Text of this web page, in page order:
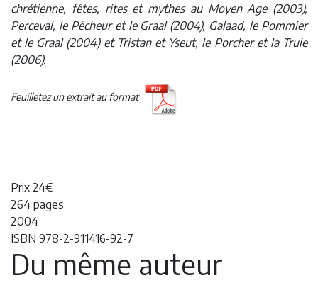
chrétienne, fêtes, rites et mythes au Moyen Age (2003),
Perceval, le Pêcheur et le Graal (2004), Galaad, le Pommier
et le Graal (2004) et Tristan et Yseut, le Porcher et la Truie
(2006).
Feuilletez un extrait au format
Prix 24€
264 pages
2004
ISBN 978-2-911416-92-7
Du même auteur